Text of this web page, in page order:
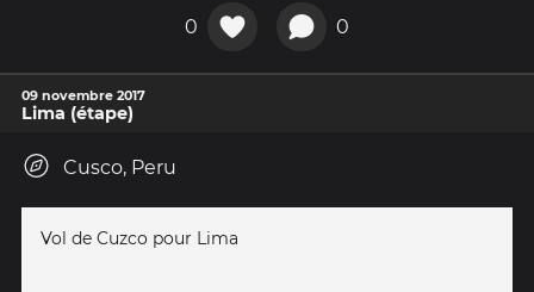
0 0
09 novembre 2017
Lima (étape)
Cusco, Peru
Vol de Cuzco pour Lima